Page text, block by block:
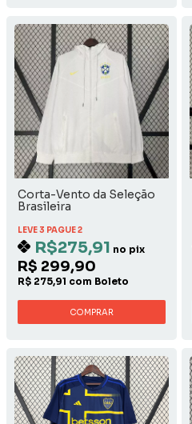
Corta-Vento da Seleção
Brasileira
LEVE 3 PAGUE 2
R$275,91 no pix
R$ 299,90
R$ 275,91 com Boleto
COMPRAR